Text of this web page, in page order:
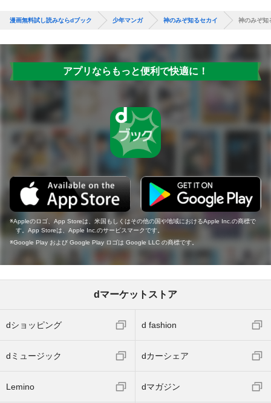
漫画無料試し読みならdブック 少年マンガ 神のみぞ知るセカイ 神のみぞ知
アプリならもっと便利で快適に！
Appleのロゴ、App Storeは、米国もしくはその他の国や地域におけるApple Inc.の商標で
す。App Storeは、Apple Inc.のサービスマークです。
Google Play および Google Play ロゴは Google LLC の商標です。
dマーケットストア
dショッピング d fashion
dミュージック dカーシェア
Lemino dマガジン